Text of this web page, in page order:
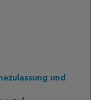
und